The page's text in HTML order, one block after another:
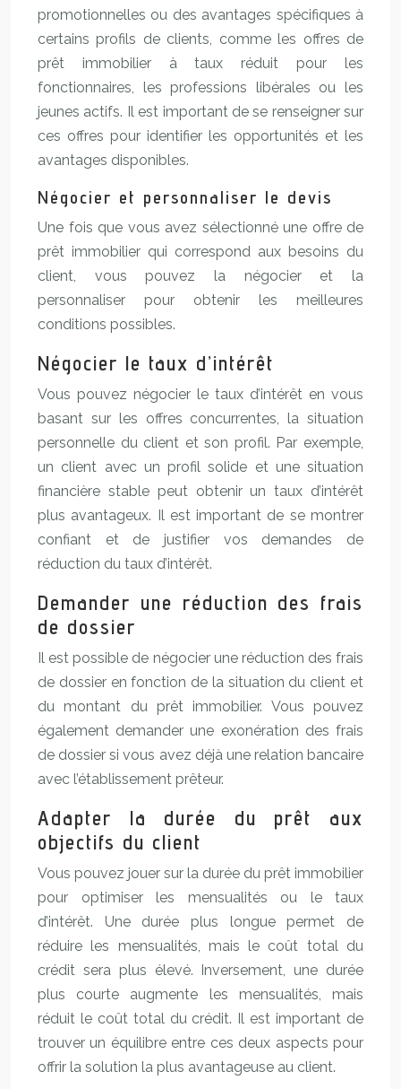
promotionnelles ou des avantages spécifiques à
certains profils de clients, comme les offres de
prêt immobilier à taux réduit pour les
fonctionnaires, les professions libérales ou les
jeunes actifs. Il est important de se renseigner sur
ces offres pour identifier les opportunités et les
avantages disponibles.
Négocier et personnaliser le devis
Une fois que vous avez sélectionné une offre de
prêt immobilier qui correspond aux besoins du
client, vous pouvez la négocier et la
personnaliser pour obtenir les meilleures
conditions possibles.
Négocier le taux d’intérêt
Vous pouvez négocier le taux d’intérêt en vous
basant sur les offres concurrentes, la situation
personnelle du client et son profil. Par exemple,
un client avec un profil solide et une situation
financière stable peut obtenir un taux d’intérêt
plus avantageux. Il est important de se montrer
confiant et de justifier vos demandes de
réduction du taux d’intérêt.
Demander une réduction des frais
de dossier
Il est possible de négocier une réduction des frais
de dossier en fonction de la situation du client et
du montant du prêt immobilier. Vous pouvez
également demander une exonération des frais
de dossier si vous avez déjà une relation bancaire
avec l’établissement prêteur.
Adapter la durée du prêt aux
objectifs du client
Vous pouvez jouer sur la durée du prêt immobilier
pour optimiser les mensualités ou le taux
d’intérêt. Une durée plus longue permet de
réduire les mensualités, mais le coût total du
crédit sera plus élevé. Inversement, une durée
plus courte augmente les mensualités, mais
réduit le coût total du crédit. Il est important de
trouver un équilibre entre ces deux aspects pour
offrir la solution la plus avantageuse au client.